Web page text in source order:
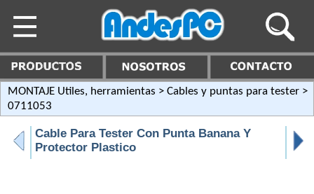
MONTAJE Utiles, herramientas > Cables y puntas para tester >
0711053
Cable Para Tester Con Punta Banana Y
Protector Plastico